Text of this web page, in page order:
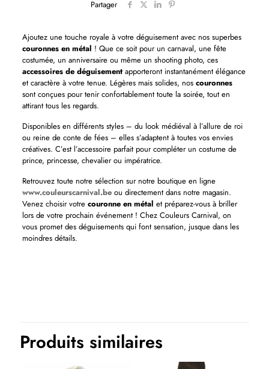
Partager
Ajoutez une touche royale à votre déguisement avec nos superbes
couronnes en métal ! Que ce soit pour un carnaval, une fête
costumée, un anniversaire ou même un shooting photo, ces
accessoires de déguisementapporteront instantanément élégance
et caractère à votre tenue. Légères mais solides, nos couronnes
sont conçues pour tenir confortablement toute la soirée, tout en
attirant tous les regards.
Disponibles en différents styles – du look médiéval à l’allure de roi
ou reine de conte de fées – elles s’adaptent à toutes vos envies
créatives. C’est l’accessoire parfait pour compléter un costume de
prince, princesse, chevalier ou impératrice.
Retrouvez toute notre sélection sur notre boutique en ligne
www.couleurscarnival.beou directement dans notre magasin.
Venez choisir votre couronne en métal et préparez-vous à briller
lors de votre prochain événement ! Chez Couleurs Carnival, on
vous promet des déguisements qui font sensation, jusque dans les
moindres détails.
Produits similaires